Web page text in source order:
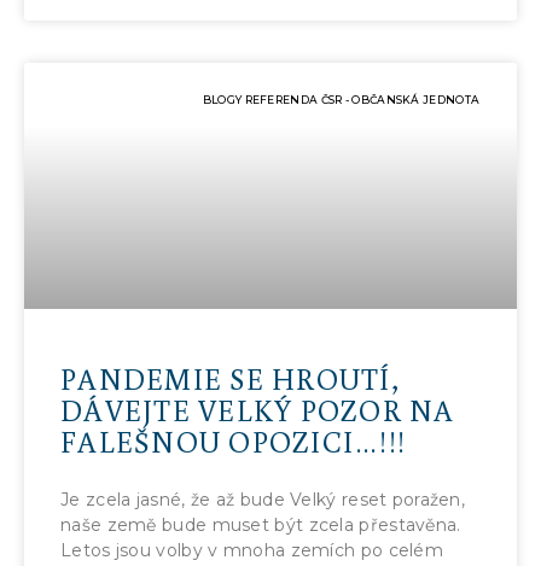
BLOGY REFERENDA ČSR - OBČANSKÁ JEDNOTA
PANDEMIE SE HROUTÍ,
DÁVEJTE VELKÝ POZOR NA
FALEŠNOU OPOZICI…!!!
Je zcela jasné, že až bude Velký reset poražen,
naše země bude muset být zcela přestavěna.
Letos jsou volby v mnoha zemích po celém